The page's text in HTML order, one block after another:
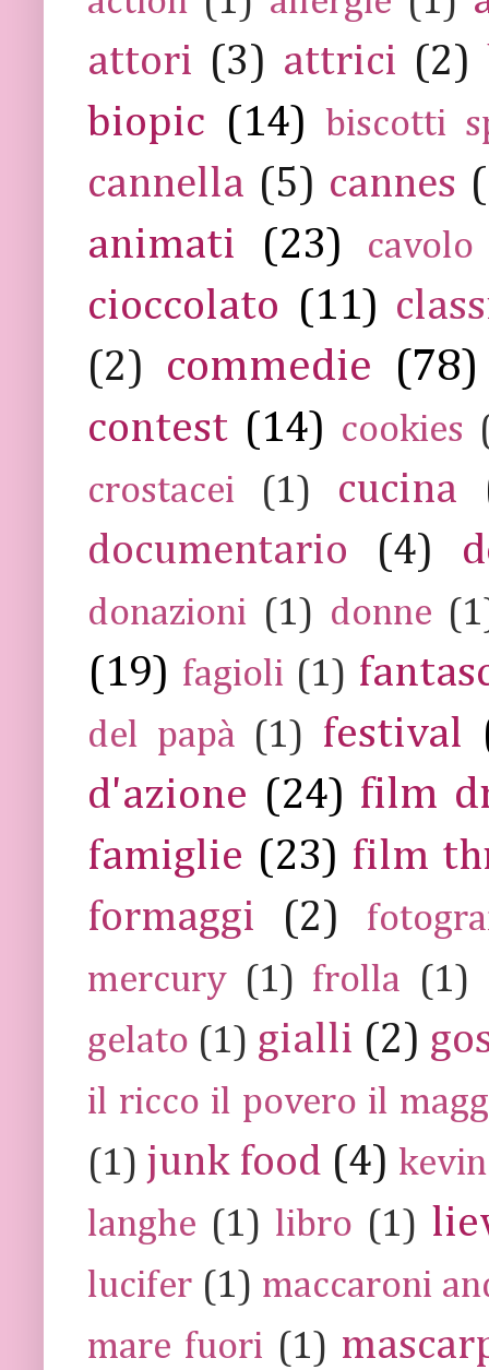
attori (3) attrici (2)
biopic (14) biscotti
cannella (5) cannes
animati
(23) cavolo
cioccolato (11)
(2)
commedie (78)
contest (14) cookies
crostacei
(1) cucina
documentario
(4)
donazioni (1) donne
(19) fagioli (1)
del papà (1) festival
d'azione (24) film
famiglie (23) film
formaggi
(2)
mercury (1) frolla (1)
gelato (1) gialli (2)
il ricco il povero il
(1) junk food (4)
langhe (1) libro (1)
lucifer (1) maccaroni
mare fuori (1)